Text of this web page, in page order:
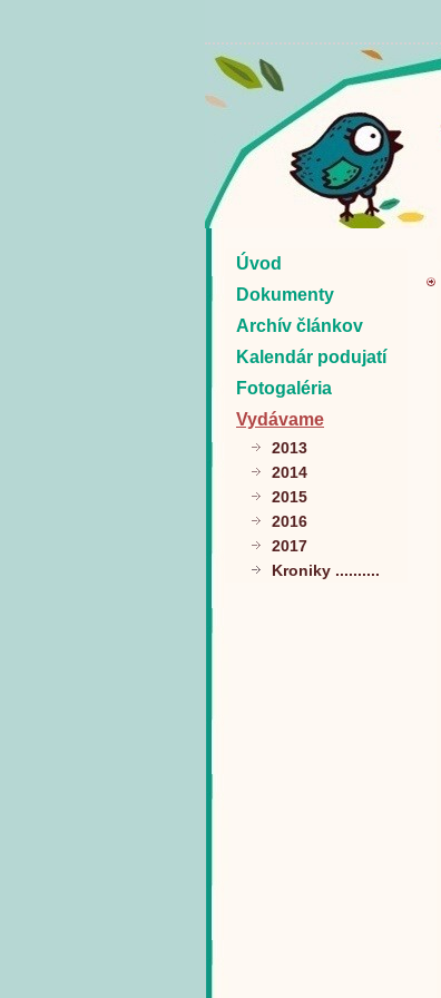
Úvod
Dokumenty
Archív článkov
Kalendár podujatí
Fotogaléria
Vydávame
2013
2014
2015
2016
2017
Kroniky ..........